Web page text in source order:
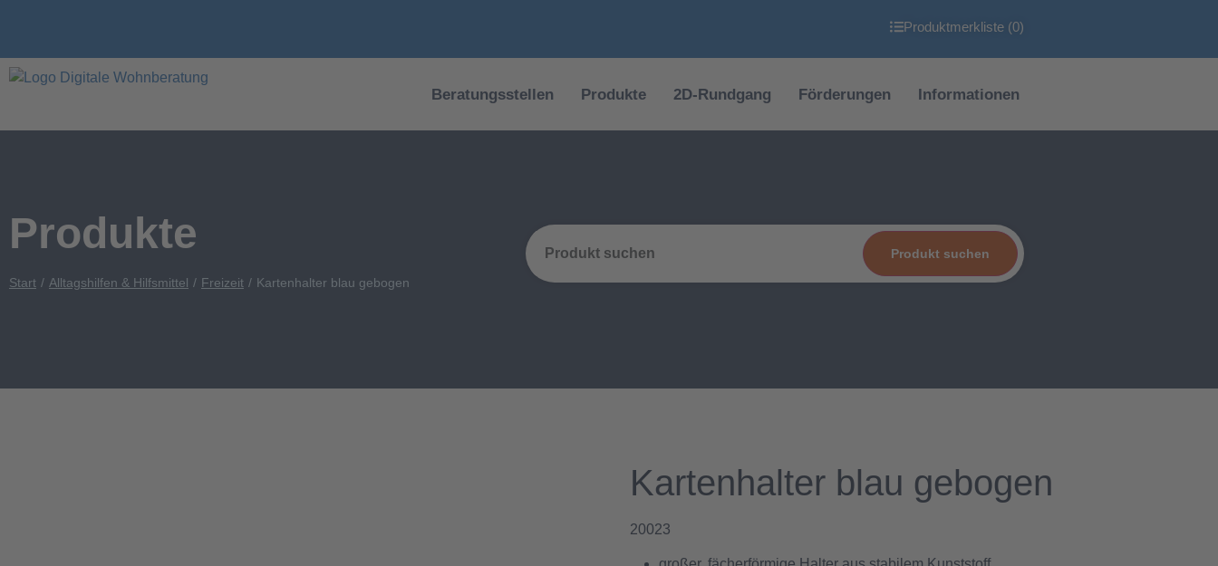
Produktmerkliste (0)
Beratungsstellen Produkte 2D-Rundgang Förderungen Informationen
Produkte
Start Alltagshilfen & Hilfsmittel Freizeit Kartenhalter blau gebogen
Produkt suchen
Kartenhalter blau gebogen
20023